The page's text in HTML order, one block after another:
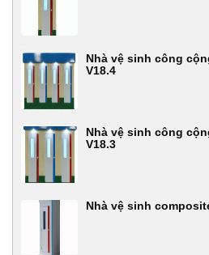
Nhà vệ sinh công
V18.4
Nhà vệ sinh công
V18.3
Nhà vệ sinh